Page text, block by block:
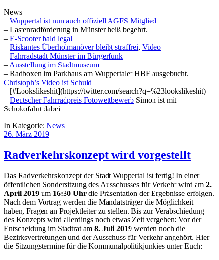
News
– Wuppertal ist nun auch offiziell AGFS-Mitglied
– Lastenradförderung in Münster heiß begehrt.
– E-Scooter bald legal
– Riskantes Überholmanöver bleibt straffrei, Video
– Fahrradstadt Münster im Bürgerfunk
– Ausstellung im Stadtmuseum
– Radboxen im Parkhaus am Wuppertaler HBF ausgebucht.
Christoph’s Video ist Schuld
– [#Lookslikeshit](https://twitter.com/search?q=%23lookslikeshit)
– Deutscher Fahrradpreis Fotowettbewerb Simon ist mit
Schokofahrt dabei
In Kategorie: News
26. März 2019
Radverkehrskonzept wird vorgestellt
Das Radverkehrskonzept der Stadt Wuppertal ist fertig! In einer
öffentlichen Sondersitzung des Ausschusses für Verkehr wird am 2.
April 2019 um 16:30 Uhr die Präsentation der Ergebnisse erfolgen.
Nach dem Vortrag werden die Mandatsträger die Möglichkeit
haben, Fragen an Projektleiter zu stellen. Bis zur Verabschiedung
des Konzepts wird allerdings noch etwas Zeit vergehen: Vor der
Entscheidung im Stadtrat am 8. Juli 2019 werden noch die
Bezirksvertretungen und der Ausschuss für Verkehr angehört. Hier
die Sitzungstermine für die Kommunalpolitikjunkies unter Euch: